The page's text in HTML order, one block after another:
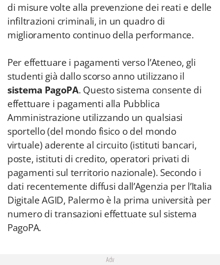
di misure volte alla prevenzione dei reati e delle
infiltrazioni criminali, in un quadro di
miglioramento continuo della performance.
Per effettuare i pagamenti verso l’Ateneo, gli
studenti già dallo scorso anno utilizzano il
sistema PagoPA. Questo sistema consente di
effettuare i pagamenti alla Pubblica
Amministrazione utilizzando un qualsiasi
sportello (del mondo fisico o del mondo
virtuale) aderente al circuito (istituti bancari,
poste, istituti di credito, operatori privati di
pagamenti sul territorio nazionale). Secondo i
dati recentemente diffusi dall’Agenzia per l’Italia
Digitale AGID, Palermo è la prima università per
numero di transazioni effettuate sul sistema
PagoPA.
Adv